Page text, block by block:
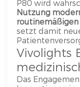
P80 wird
Nutzung
setzt damit
Vivolights
Das